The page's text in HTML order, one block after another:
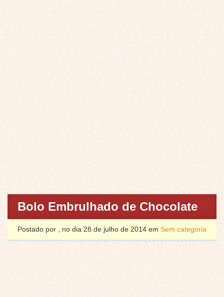
Bolo Embrulhado de Chocolate
Postado por , no dia 28 de julho de 2014 em Sem categoria